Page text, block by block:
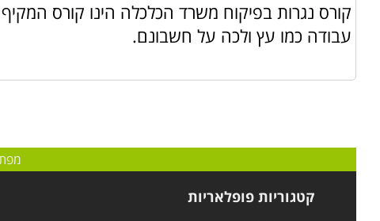
קורס נגרות בפיקוח משרד הכלכלה הינו קורס
עבודה כמו עץ ולכה על חשבונם.
קטגוריות פופלאריות